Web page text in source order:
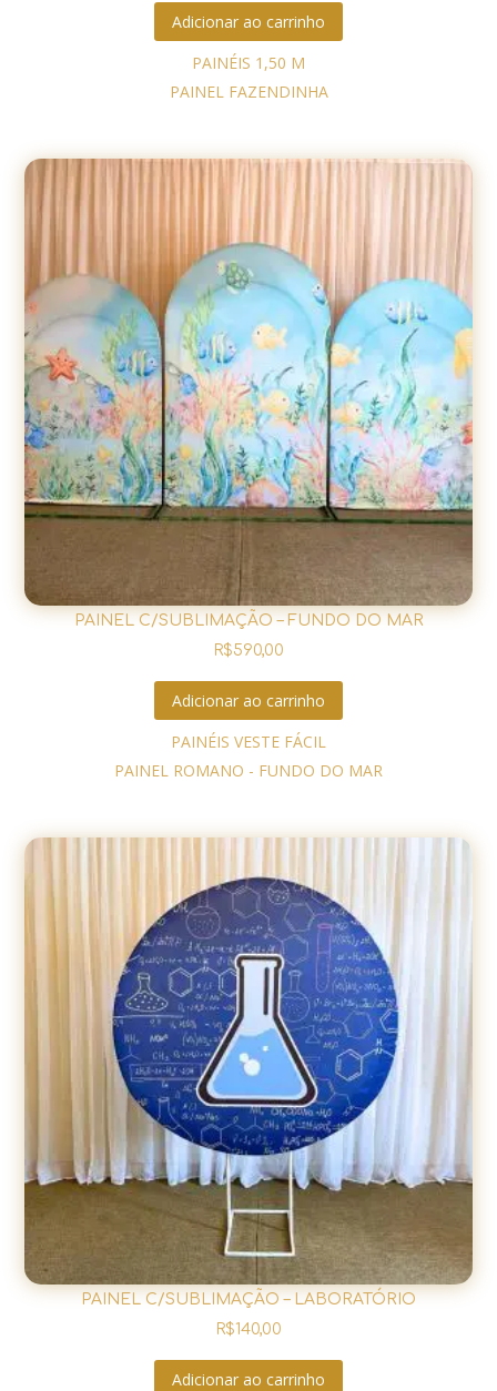
Adicionar ao carrinho
PAINÉIS 1,50 M
PAINEL FAZENDINHA
PAINEL C/SUBLIMAÇÃO – FUNDO DO MAR
R$590,00
Adicionar ao carrinho
PAINÉIS VESTE FÁCIL
PAINEL ROMANO - FUNDO DO MAR
PAINEL C/SUBLIMAÇÃO – LABORATÓRIO
R$140,00
Adicionar ao carrinho